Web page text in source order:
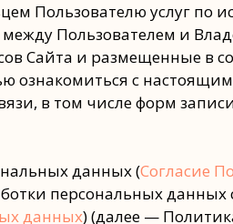
Пользователю услуг по
Пользователем и
Сайта и размещенные в
ознакомиться с
в том числе форм
данных (Согласие
персональных данных
данных) (далее —